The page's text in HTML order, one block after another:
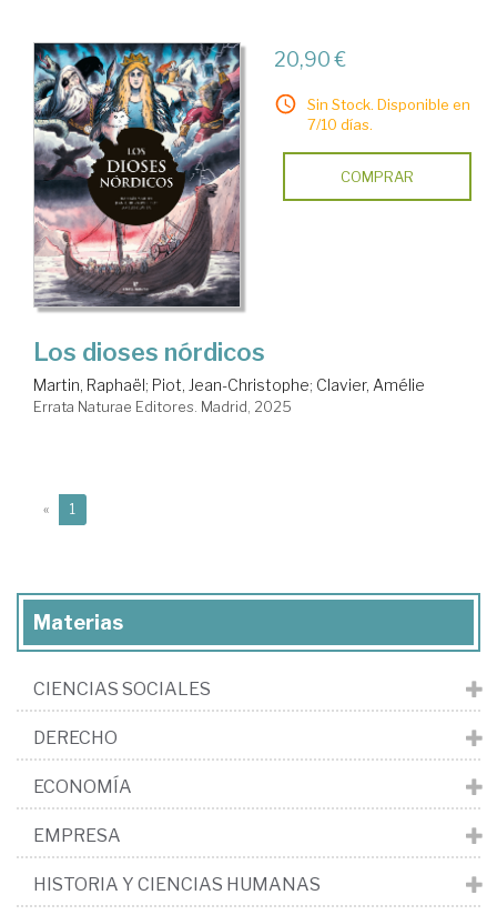
20,90 €
Sin Stock. Disponible en
7/10 días.
COMPRAR
Los dioses nórdicos
Martin, Raphaël; Piot, Jean-Christophe; Clavier, Amélie
Errata Naturae Editores. Madrid, 2025
« 1
Materias
CIENCIAS SOCIALES
DERECHO
ECONOMÍA
EMPRESA
HISTORIA Y CIENCIAS HUMANAS